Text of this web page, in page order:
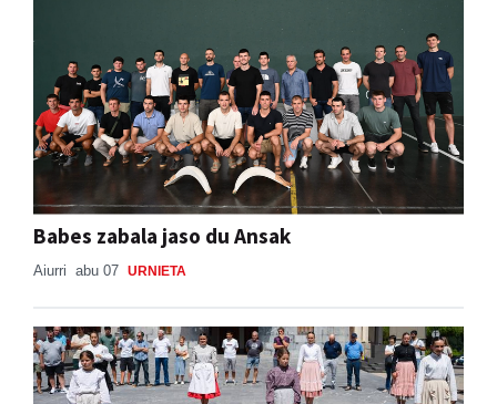
Babes zabala jaso du Ansak
Aiurri abu 07 URNIETA